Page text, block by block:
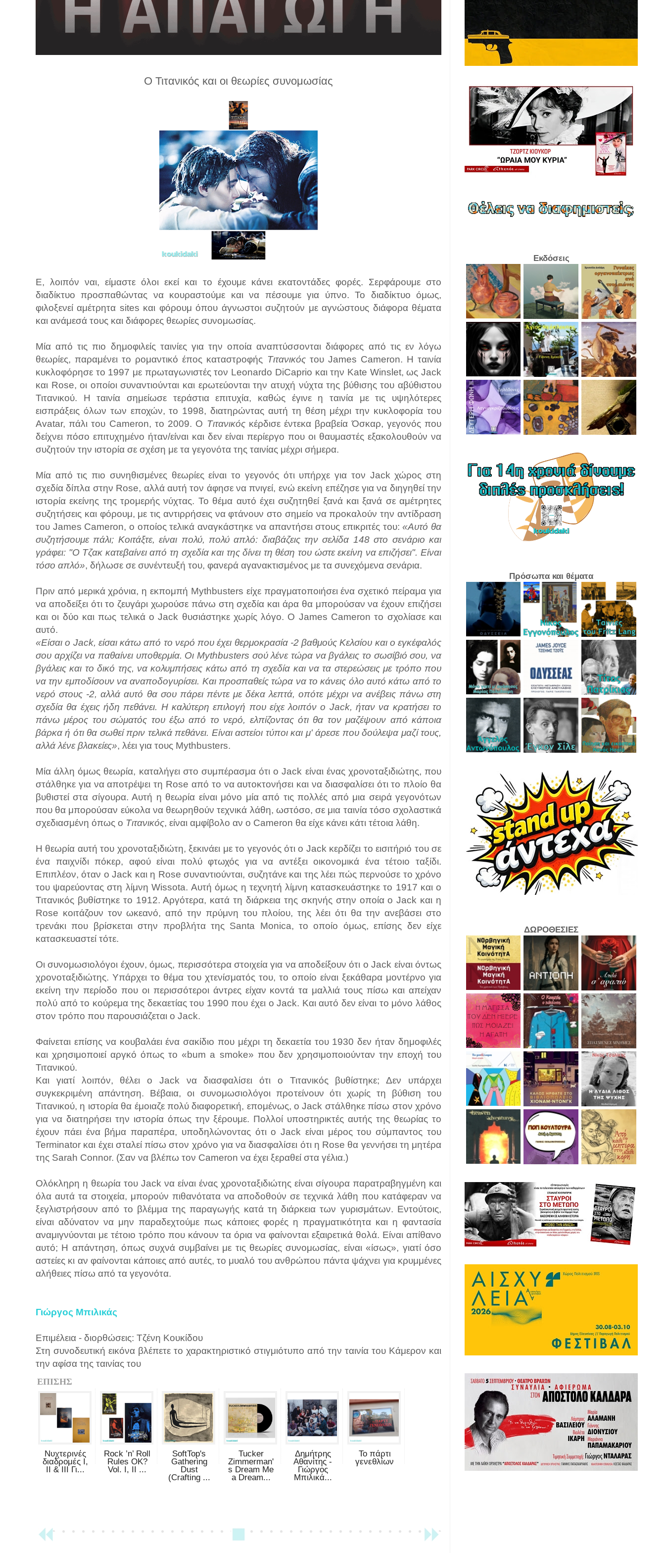
Ο Τιτανικός και οι θεωρίες συνομωσίας
Ε, λοιπόν ναι, είμαστε όλοι εκεί και το έχουμε κάνει εκατοντάδες φορές. Σερφάρουμε στο
διαδίκτυο προσπαθώντας να κουραστούμε και να πέσουμε για ύπνο. Το διαδίκτυο όμως,
φιλοξενεί αμέτρητα sites και φόρουμ όπου άγνωστοι συζητούν με αγνώστους διάφορα θέματα
και ανάμεσά τους και διάφορες θεωρίες συνομωσίας.
Μία από τις πιο δημοφιλείς ταινίες για την οποία αναπτύσσονται διάφορες από τις εν λόγω
θεωρίες, παραμένει το ρομαντικό έπος καταστροφής Τιτανικός του James Cameron. Η ταινία
κυκλοφόρησε το 1997 με πρωταγωνιστές τον Leonardo DiCaprio και την Kate Winslet, ως Jack
και Rose, οι οποίοι συναντιούνται και ερωτεύονται την ατυχή νύχτα της βύθισης του αβύθιστου
Τιτανικού. Η ταινία σημείωσε τεράστια επιτυχία, καθώς έγινε η ταινία με τις υψηλότερες
εισπράξεις όλων των εποχών, το 1998, διατηρώντας αυτή τη θέση μέχρι την κυκλοφορία του
Avatar, πάλι του Cameron, το 2009. Ο Τιτανικός κέρδισε έντεκα βραβεία Όσκαρ, γεγονός που
δείχνει πόσο επιτυχημένο ήταν/είναι και δεν είναι περίεργο που οι θαυμαστές εξακολουθούν να
συζητούν την ιστορία σε σχέση με τα γεγονότα της ταινίας μέχρι σήμερα.
Μία από τις πιο συνηθισμένες θεωρίες είναι το γεγονός ότι υπήρχε για τον Jack χώρος στη
σχεδία δίπλα στην Rose, αλλά αυτή τον άφησε να πνιγεί, ενώ εκείνη επέζησε για να διηγηθεί την
ιστορία εκείνης της τρομερής νύχτας. Το θέμα αυτό έχει συζητηθεί ξανά και ξανά σε αμέτρητες
συζητήσεις και φόρουμ, με τις αντιρρήσεις να φτάνουν στο σημείο να προκαλούν την αντίδραση
του James Cameron, ο οποίος τελικά αναγκάστηκε να απαντήσει στους επικριτές του:«Αυτό θα
συζητήσουμε πάλι; Κοιτάξτε, είναι πολύ, πολύ απλό: διαβάζεις την σελίδα 148 στο σενάριο και
γράφει: "Ο Τζακ κατεβαίνει από τη σχεδία και της δίνει τη θέση του ώστε εκείνη να επιζήσει". Είναι
τόσο απλό», δήλωσε σε συνέντευξή του, φανερά αγανακτισμένος με τα συνεχόμενα σενάρια.
Πριν από μερικά χρόνια, η εκπομπή Mythbusters είχε πραγματοποιήσει ένα σχετικό πείραμα για
να αποδείξει ότι το ζευγάρι χωρούσε πάνω στη σχεδία και άρα θα μπορούσαν να έχουν επιζήσει
και οι δύο και πως τελικά ο Jack θυσιάστηκε χωρίς λόγο. Ο James Cameron το σχολίασε και
αυτό.
«Είσαι ο Jack, είσαι κάτω από το νερό που έχει θερμοκρασία -2 βαθμούς Κελσίου και ο εγκέφαλός
σου αρχίζει να παθαίνει υποθερμία. Οι Mythbusters σού λένε τώρα να βγάλεις το σωσίβιό σου, να
βγάλεις και το δικό της, να κολυμπήσεις κάτω από τη σχεδία και να τα στερεώσεις με τρόπο που
να την εμποδίσουν να αναποδογυρίσει. Και προσπαθείς τώρα να το κάνεις όλο αυτό κάτω από το
νερό στους -2, αλλά αυτό θα σου πάρει πέντε με δέκα λεπτά, οπότε μέχρι να ανέβεις πάνω στη
σχεδία θα έχεις ήδη πεθάνει. Η καλύτερη επιλογή που είχε λοιπόν ο Jack, ήταν να κρατήσει το
πάνω μέρος του σώματός του έξω από το νερό, ελπίζοντας ότι θα τον μαζέψουν από κάποια
βάρκα ή ότι θα σωθεί πριν τελικά πεθάνει. Είναι αστείοι τύποι και μ' άρεσε που δούλεψα μαζί τους,
αλλά λένε βλακείες», λέει για τους Mythbusters.
Μία άλλη όμως θεωρία, καταλήγει στο συμπέρασμα ότι ο Jack είναι ένας χρονοταξιδιώτης, που
στάλθηκε για να αποτρέψει τη Rose από το να αυτοκτονήσει και να διασφαλίσει ότι το πλοίο θα
βυθιστεί στα σίγουρα. Αυτή η θεωρία είναι μόνο μία από τις πολλές από μια σειρά γεγονότων
που θα μπορούσαν εύκολα να θεωρηθούν τεχνικά λάθη, ωστόσο, σε μια ταινία τόσο σχολαστικά
σχεδιασμένη όπως ο Τιτανικός, είναι αμφίβολο αν ο Cameron θα είχε κάνει κάτι τέτοια λάθη.
Η θεωρία αυτή του χρονοταξιδιώτη, ξεκινάει με το γεγονός ότι ο Jack κερδίζει το εισιτήριό του σε
ένα παιχνίδι πόκερ, αφού είναι πολύ φτωχός για να αντέξει οικονομικά ένα τέτοιο ταξίδι.
Επιπλέον, όταν ο Jack και η Rose συναντιούνται, συζητάνε και της λέει πώς περνούσε το χρόνο
του ψαρεύοντας στη λίμνη Wissota. Αυτή όμως η τεχνητή λίμνη κατασκευάστηκε το 1917 και ο
Τιτανικός βυθίστηκε το 1912. Αργότερα, κατά τη διάρκεια της σκηνής στην οποία ο Jack και η
Rose κοιτάζουν τον ωκεανό, από την πρύμνη του πλοίου, της λέει ότι θα την ανεβάσει στο
τρενάκι που βρίσκεται στην προβλήτα της Santa Monica, το οποίο όμως, επίσης δεν είχε
κατασκευαστεί τότε.
Οι συνομωσιολόγοι έχουν, όμως, περισσότερα στοιχεία για να αποδείξουν ότι ο Jack είναι όντως
χρονοταξιδιώτης. Υπάρχει το θέμα του χτενίσματός του, το οποίο είναι ξεκάθαρα μοντέρνο για
εκείνη την περίοδο που οι περισσότεροι άντρες είχαν κοντά τα μαλλιά τους πίσω και απείχαν
πολύ από το κούρεμα της δεκαετίας του 1990 που έχει ο Jack. Και αυτό δεν είναι το μόνο λάθος
στον τρόπο που παρουσιάζεται ο Jack.
Φαίνεται επίσης να κουβαλάει ένα σακίδιο που μέχρι τη δεκαετία του 1930 δεν ήταν δημοφιλές
και χρησιμοποιεί αργκό όπως το «bum a smoke» που δεν χρησιμοποιούνταν την εποχή του
Τιτανικού.
Και γιατί λοιπόν, θέλει ο Jack να διασφαλίσει ότι ο Τιτανικός βυθίστηκε; Δεν υπάρχει
συγκεκριμένη απάντηση. Βέβαια, οι συνομωσιολόγοι προτείνουν ότι χωρίς τη βύθιση του
Τιτανικού, η ιστορία θα έμοιαζε πολύ διαφορετική, επομένως, ο Jack στάλθηκε πίσω στον χρόνο
για να διατηρήσει την ιστορία όπως την ξέρουμε. Πολλοί υποστηρικτές αυτής της θεωρίας το
έχουν πάει ένα βήμα παραπέρα, υποδηλώνοντας ότι ο Jack είναι μέρος του σύμπαντος του
Terminator και έχει σταλεί πίσω στον χρόνο για να διασφαλίσει ότι η Rose θα γεννήσει τη μητέρα
της Sarah Connor. (Σαν να βλέπω τον Cameron να έχει ξεραθεί στα γέλια.)
Ολόκληρη η θεωρία του Jack να είναι ένας χρονοταξιδιώτης είναι σίγουρα παρατραβηγμένη και
όλα αυτά τα στοιχεία, μπορούν πιθανότατα να αποδοθούν σε τεχνικά λάθη που κατάφεραν να
ξεγλιστρήσουν από το βλέμμα της παραγωγής κατά τη διάρκεια των γυρισμάτων. Εντούτοις,
είναι αδύνατον να μην παραδεχτούμε πως κάποιες φορές η πραγματικότητα και η φαντασία
αναμιγνύονται με τέτοιο τρόπο που κάνουν τα όρια να φαίνονται εξαιρετικά θολά. Είναι απίθανο
αυτό; Η απάντηση, όπως συχνά συμβαίνει με τις θεωρίες συνομωσίας, είναι «ίσως», γιατί όσο
αστείες κι αν φαίνονται κάποιες από αυτές, το μυαλό του ανθρώπου πάντα ψάχνει για κρυμμένες
αλήθειες πίσω από τα γεγονότα.
Γιώργος Μπιλικάς
Επιμέλεια - διορθώσεις: Τζένη Κουκίδου
Στη συνοδευτική εικόνα βλέπετε το χαρακτηριστικό στιγμιότυπο από την ταινία του Κάμερον και
την αφίσα της ταινίας του
ΕΠΙΣΗΣ
Νυχτερινές
διαδρομές Ι,
ΙΙ & ΙΙΙ Γι...
Rock ’n’ Roll
Rules OK?
Vol. I, II ...
SoftTop's
Gathering
Dust
(Crafting ...
Tucker
Zimmerman'
s Dream Me
a Dream...
Δημήτρης
Αθανίτης -
Γιώργος
Μπιλικά...
Το πάρτι
γενεθλίων
Εκδόσεις
Πρόσωπα και θέματα
ΔΩΡΟΘΕΣΙΕΣ